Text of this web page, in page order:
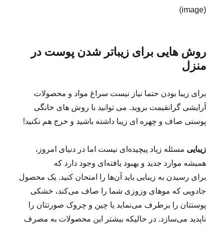
(image)
روش هایی برای زیباتر شدن پوست در
منزل
برای زیبا بودن حتما نیاز نیست سراغ مواد و محصولات
آرایشی گرانقیمت بروید. می توانید با روش های خانگی
پوستی صاف و چهره ای زیبا داشته باشید و خرج هم نکنید!
زیبایی مسئله زیاد پیچیده‌ای نیست اما در دنیای امروز،
همیشه موارد جدید و بهبود یافته‌ای وجود دارد که
برای رسیدن به زیبایی باید آن‌ها را امتحان کنید. یک محصول
جادویی که موهای وزوزی شما را صاف می‌کند، خشکی
پوستتان را برطرف می‌نماید یا چین و چروک صورتتان را
ناپدید می‌سازد. در حالیکه بیشتر این محصولات به مصرف